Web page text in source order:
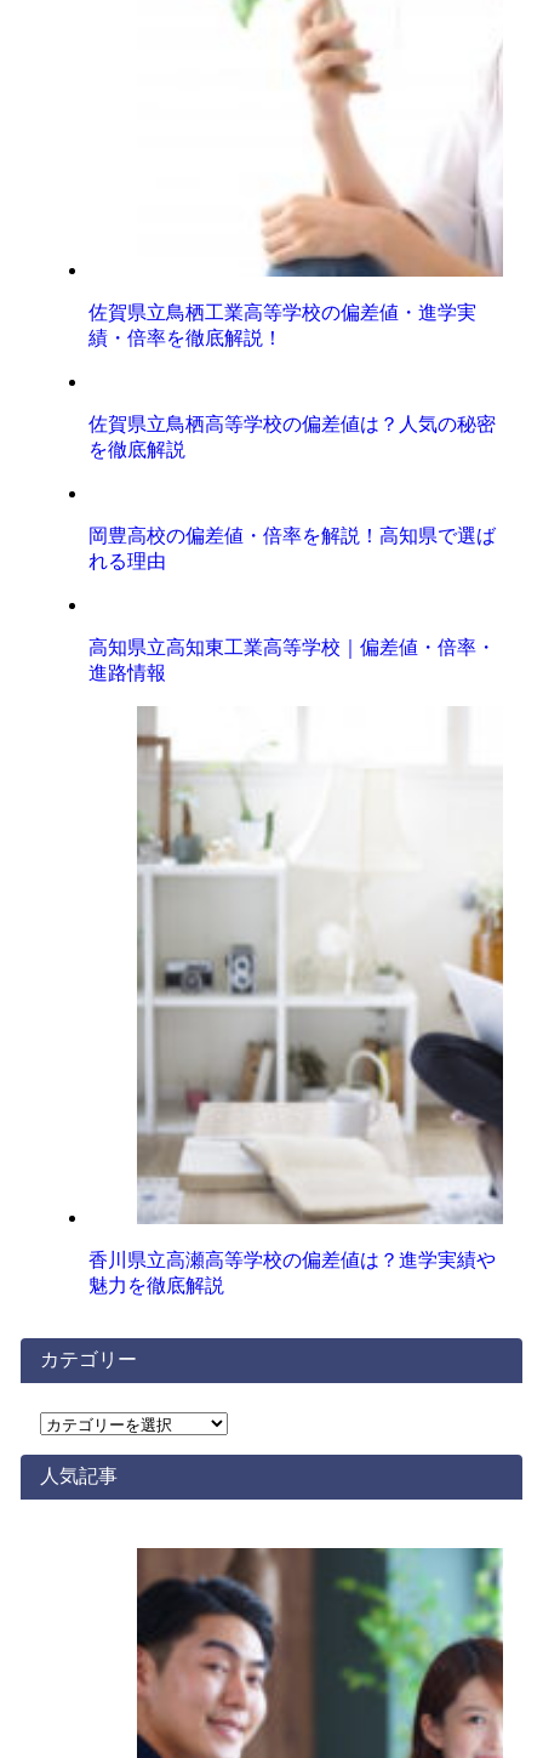
佐賀県立鳥栖工業高等学校の偏差値・進学実
績・倍率を徹底解説！
佐賀県立鳥栖高等学校の偏差値は？人気の秘密
を徹底解説
岡豊高校の偏差値・倍率を解説！高知県で選ば
れる理由
高知県立高知東工業高等学校｜偏差値・倍率・
進路情報
香川県立高瀬高等学校の偏差値は？進学実績や
魅力を徹底解説
カテゴリー
カ
ゴ
リ
人気記事